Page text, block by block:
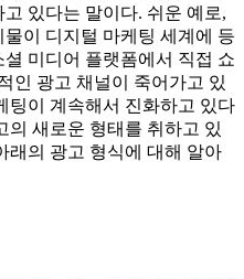
있다는 말이다. 쉬운 예로,
이 디지털 마케팅 세계에 등
미디어 플랫폼에서 직접 쇼
인 광고 채널이 죽어가고 있
팅이 계속해서 진화하고 있다
의 새로운 형태를 취하고 있
래의 광고 형식에 대해 알아